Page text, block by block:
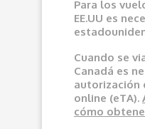
Para los
EE.UU es
Cuando se
Canadá es
autorización
online (eTA).
cómo